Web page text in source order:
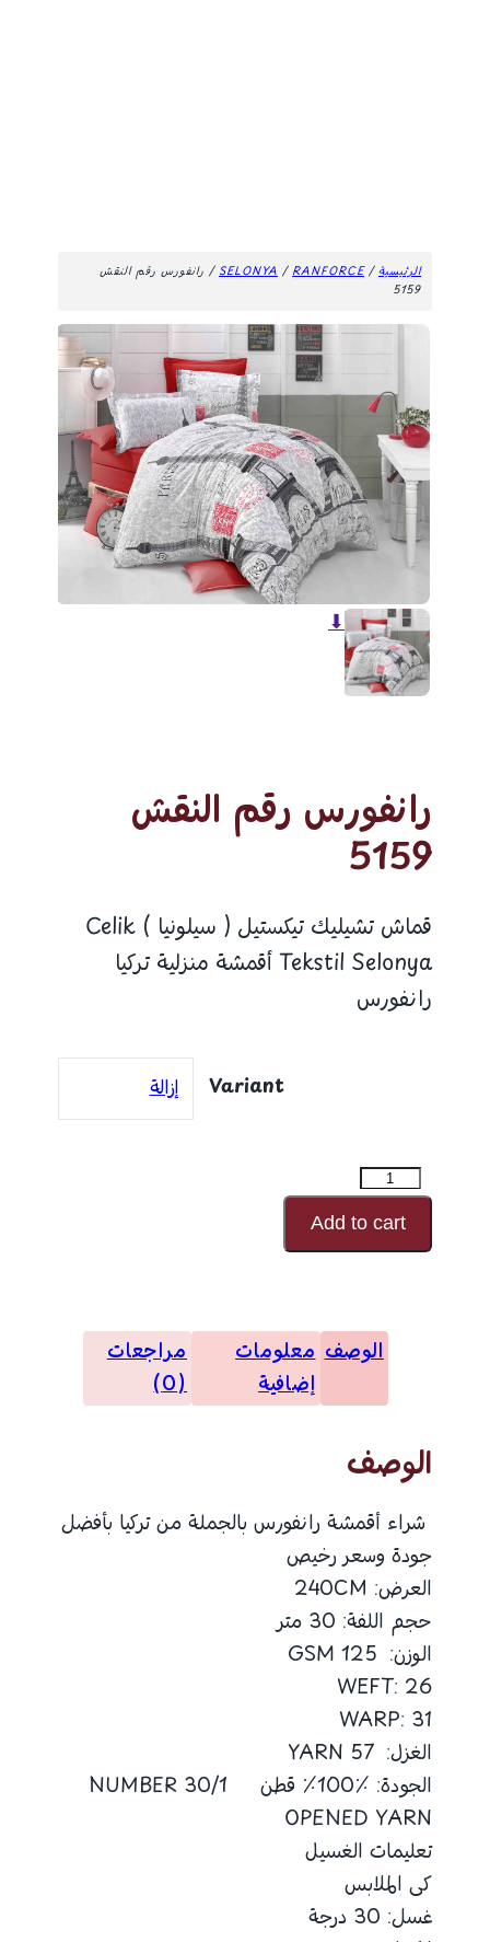
الرئيسية/
SELONYA /RANFORCE
/ رانفورس رقم النقش
5159
⬇
رانفورس رقم النقش
5159
قماش تشيليك تيكستيل ( سيلونيا ) Celik
Tekstil Selonya أقمشة منزلية تركيا
رانفورس
Variant إزالة
كمية
رانفورس
رقم
Add to cart
الوصف معلومات
إضافية
مراجعات
(0)
الوصف
شراء أقمشة رانفورس بالجملة من تركيا بأفضل
جودة وسعر رخيص
العرض: 240CM
حجم اللفة: 30 متر
الوزن: 125 GSM
WEFT: 26
WARP: 31
الغزل: 57 YARN
الجودة: ٪100٪ قطن 30/1 NUMBER
OPENED YARN
تعليمات الغسيل
كى الملابس
غسل: 30 درجة